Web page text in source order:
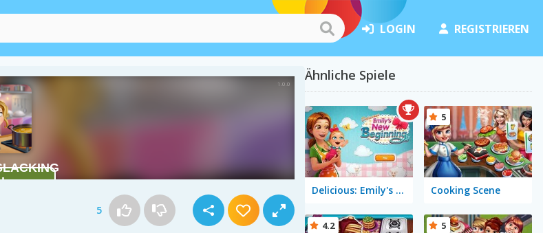
LOGIN REGISTRIEREN
5
Ähnliche Spiele
Delicious: Emily's New Beginning Cooking Scene
5
4.2 5